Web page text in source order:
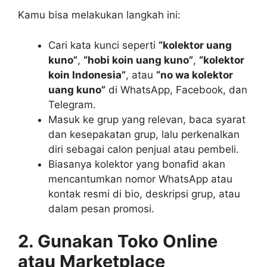
Kamu bisa melakukan langkah ini:
Cari kata kunci seperti “kolektor uang
kuno”, “hobi koin uang kuno”, “kolektor
koin Indonesia”, atau “no wa kolektor
uang kuno” di WhatsApp, Facebook, dan
Telegram.
Masuk ke grup yang relevan, baca syarat
dan kesepakatan grup, lalu perkenalkan
diri sebagai calon penjual atau pembeli.
Biasanya kolektor yang bonafid akan
mencantumkan nomor WhatsApp atau
kontak resmi di bio, deskripsi grup, atau
dalam pesan promosi.
2. Gunakan Toko Online
atau Marketplace